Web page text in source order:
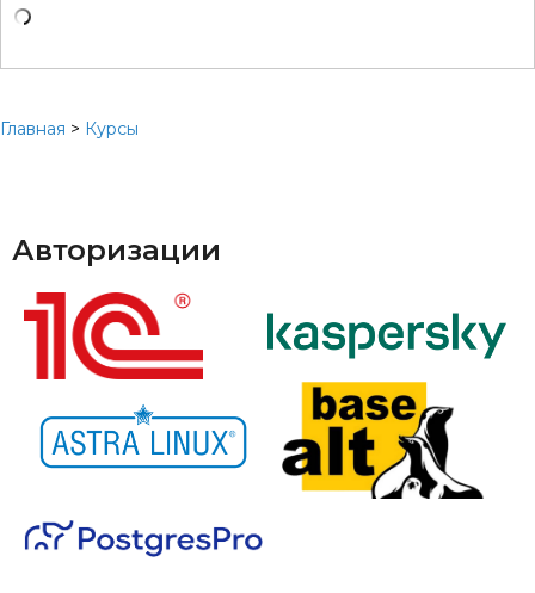
Главная > Курсы
Авторизации